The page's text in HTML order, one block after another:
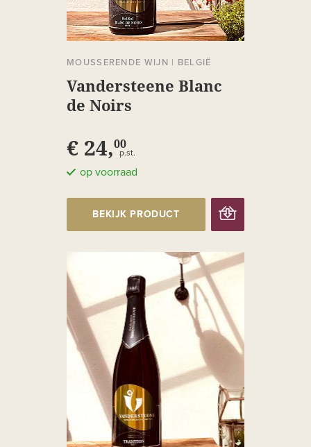
MOUSSERENDE WIJN | BELGIË
Vandersteene Blanc
de Noirs
€ 24,00
p.st.
op voorraad
BEKIJK PRODUCT